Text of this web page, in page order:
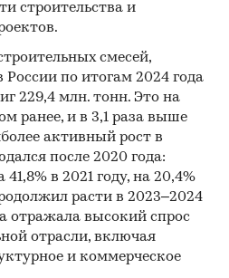
строительства и
смесей,
России по итогам 2024 года
229,4 млн. тонн. Это на
ранее, и в 3,1 раза выше
активный рост в
после 2020 года:
в 2021 году, на 20,4%
расти в 2023–2024
отражала высокий спрос
отрасли, включая
и коммерческое